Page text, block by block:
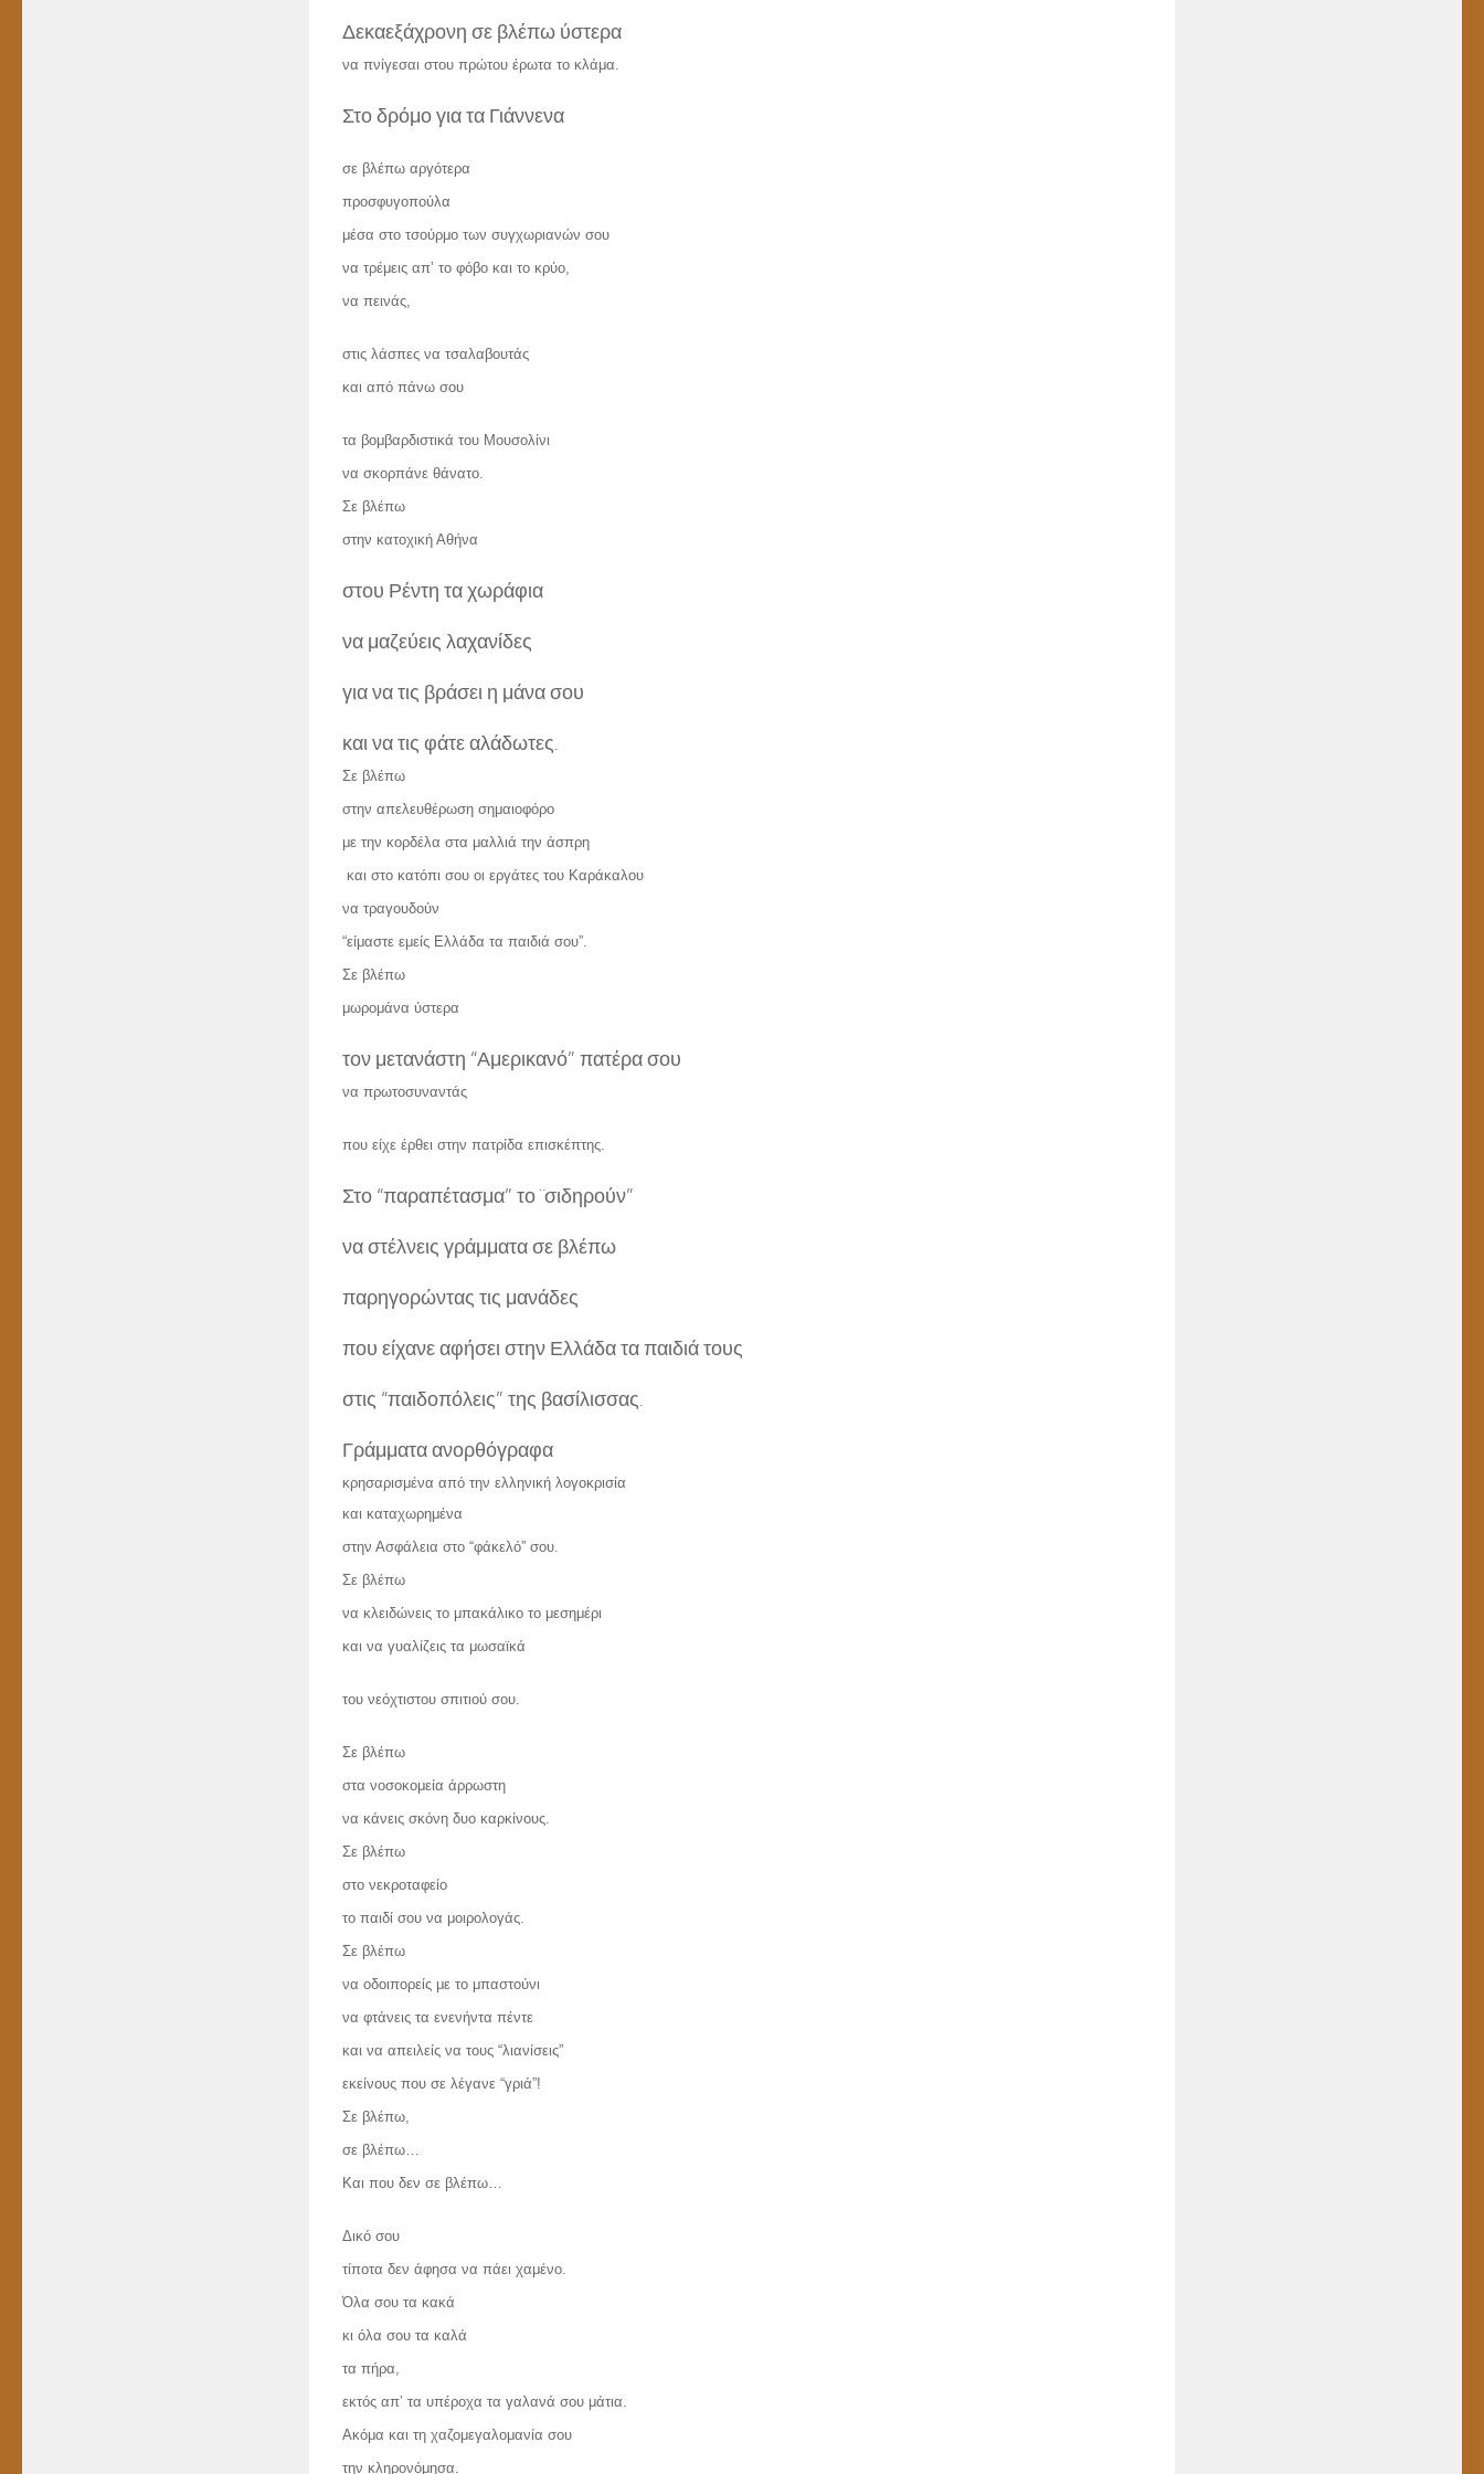
Δεκαεξάχρονη σε βλέπω ύστερα
να πνίγεσαι στου πρώτου έρωτα το κλάμα.
Στο δρόμο για τα Γιάννενα
σε βλέπω αργότερα
προσφυγοπούλα
μέσα στο τσούρμο των συγχωριανών σου
να τρέμεις απ’ το φόβο και το κρύο,
να πεινάς,
στις λάσπες να τσαλαβουτάς
και από πάνω σου
τα βομβαρδιστικά του Μουσολίνι
να σκορπάνε θάνατο.
Σε βλέπω
στην κατοχική Αθήνα
στου Ρέντη τα χωράφια
να μαζεύεις λαχανίδες
για να τις βράσει η μάνα σου
και να τις φάτε αλάδωτες.
Σε βλέπω
στην απελευθέρωση σημαιοφόρο
με την κορδέλα στα μαλλιά την άσπρη
και στο κατόπι σου οι εργάτες του Καράκαλου
να τραγουδούν
“είμαστε εμείς Ελλάδα τα παιδιά σου”.
Σε βλέπω
μωρομάνα ύστερα
τον μετανάστη “Αμερικανό” πατέρα σου
να πρωτοσυναντάς
που είχε έρθει στην πατρίδα επισκέπτης.
Στο “παραπέτασμα” το ¨σιδηρούν”
να στέλνεις γράμματα σε βλέπω
παρηγορώντας τις μανάδες
που είχανε αφήσει στην Ελλάδα τα παιδιά τους
στις “παιδοπόλεις” της βασίλισσας.
Γράμματα ανορθόγραφα
κρησαρισμένα από την ελληνική λογοκρισία
και καταχωρημένα
στην Ασφάλεια στο “φάκελό” σου.
Σε βλέπω
να κλειδώνεις το μπακάλικο το μεσημέρι
και να γυαλίζεις τα μωσαϊκά
του νεόχτιστου σπιτιού σου.
Σε βλέπω
στα νοσοκομεία άρρωστη
να κάνεις σκόνη δυο καρκίνους.
Σε βλέπω
στο νεκροταφείο
το παιδί σου να μοιρολογάς.
Σε βλέπω
να οδοιπορείς με το μπαστούνι
να φτάνεις τα ενενήντα πέντε
και να απειλείς να τους “λιανίσεις”
εκείνους που σε λέγανε “γριά”!
Σε βλέπω,
σε βλέπω…
Και που δεν σε βλέπω…
Δικό σου
τίποτα δεν άφησα να πάει χαμένο.
Όλα σου τα κακά
κι όλα σου τα καλά
τα πήρα,
εκτός απ’ τα υπέροχα τα γαλανά σου μάτια.
Ακόμα και τη χαζομεγαλομανία σου
την κληρονόμησα.